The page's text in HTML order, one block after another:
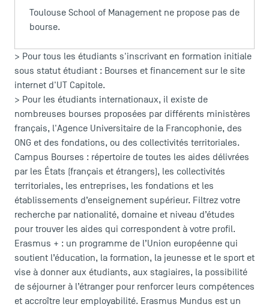
ACCÈS DIRECTS
Actualités
Agenda
Recrutement
Brochures
Logos et identité graphique
Presse
FAQ
Contact
Plans et accès à TSM
Toulouse School of Management ne propose pas de
bourse.
> Pour tous les étudiants s'inscrivant en formation initiale
sous statut étudiant : Bourses et financement sur le site
internet d'UT Capitole.
> Pour les étudiants internationaux, il existe de
nombreuses bourses proposées par différents ministères
français, l'Agence Universitaire de la Francophonie, des
ONG et des fondations, ou des collectivités territoriales.
Campus Bourses : répertoire de toutes les aides délivrées
par les États (français et étrangers), les collectivités
territoriales, les entreprises, les fondations et les
établissements d’enseignement supérieur. Filtrez votre
recherche par nationalité, domaine et niveau d’études
pour trouver les aides qui correspondent à votre profil.
Erasmus + : un programme de l’Union européenne qui
soutient l’éducation, la formation, la jeunesse et le sport et
vise à donner aux étudiants, aux stagiaires, la possibilité
de séjourner à l’étranger pour renforcer leurs compétences
et accroître leur employabilité. Erasmus Mundus est un